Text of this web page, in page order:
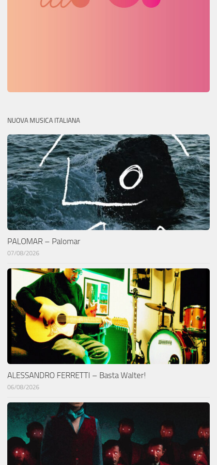
NUOVA MUSICA ITALIANA
PALOMAR – Palomar
07/08/2026
ALESSANDRO FERRETTI – Basta Walter!
06/08/2026